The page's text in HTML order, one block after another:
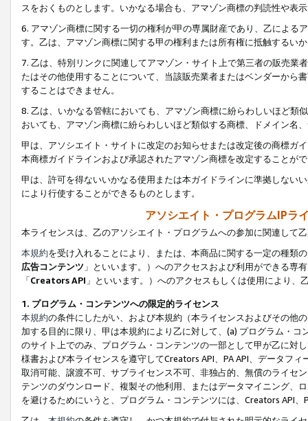
スをおくものとします。いかなる場合も、アマゾン商標の判読性や表
6. アマゾン商標に関する一切の権利が甲の専属財産であり、乙による
す。乙は、アマゾン商標に関する甲の権利または所有権に抵触するい
7. 乙は、特別リンクに関連してアマゾン・サイト上で第三者の販売
たはその他使用することについて、当該販売業者またはベンダーから
することはできません。
8. 乙は、いかなる管轄においても、アマゾン商標に紛らわしいほど類
おいても、アマゾン商標に紛らわしいほど類似する商標、ドメイン名
甲は、アソシエイト・サイトに改定のお知らせまたは改定後の商標ガ
本商標ガイドラインおよび承認されたアマゾン商標を改定することが
甲は、許可を得ないいかなる使用または本ガイドラインに準拠しない
により行使することができるものとします。
アソシエイト・プログラムIPラ
本ライセンスは、乙のアソシエイト・プログラムへの参加に関連して
本規約を受け入れることにより、または、本商品に関する一定の種類
広告コンテンツ 」といいます。）へのアクセスおよび利用ができる専
「Creators API 」といいます。）へのアクセスもしくは使用により
1. プログラム・コンテンツへの限定的ライセンス
本規約の条件にしたがい、および本規約（本ライセンスおよびその他
加する目的に限り、甲は本規約により乙に対して、(a) プログラム・
のサイト上でのみ、プログラム・コンテンツの一部として甲が乙に対
様書および本ライセンスを遵守してCreators API、PA API、データフ
取消可能、譲渡不可、サブライセンス不可、非独占的、無償のライセ
テンツのダウンロード、複製その他利用、またはデータマイニング、
を避けるためにいうと、プログラム・コンテンツには、Creators API